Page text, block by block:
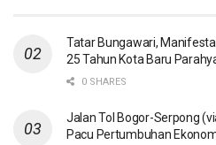
Tatar Bungawari,
25 Tahun Kota Baru
0 SHARES
Jalan Tol Bogor-Serpong
Pacu Pertumbuhan